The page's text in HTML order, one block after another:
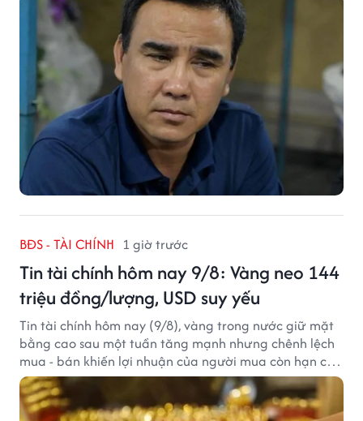
BĐS - TÀI CHÍNH 1 giờ trước
Tin tài chính hôm nay 9/8: Vàng neo 144
triệu đồng/lượng, USD suy yếu
Tin tài chính hôm nay (9/8), vàng trong nước giữ mặt
bằng cao sau một tuần tăng mạnh nhưng chênh lệch
mua - bán khiến lợi nhuận của người mua còn hạn chế,
trong khi USD chịu sức ép sau dữ liệu việc làm Mỹ gây
thất vọng.